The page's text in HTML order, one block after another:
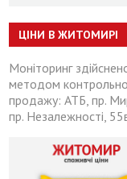
ЦІНИ В ЖИТОМИРІ
Моніторинг
методом
продажу: АТБ, пр.
пр. Незалежності,